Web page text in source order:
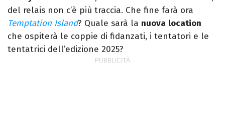
del relais non c’è più traccia. Che fine farà ora
Temptation Island? Quale sarà la nuova location
che ospiterà le coppie di fidanzati, i tentatori e le
tentatrici dell’edizione 2025?